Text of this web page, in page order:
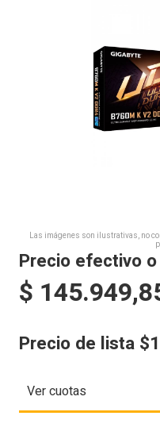
Las imágenes son ilustrativas, no
Precio efectivo
$
Precio de lista
Ver cuotas